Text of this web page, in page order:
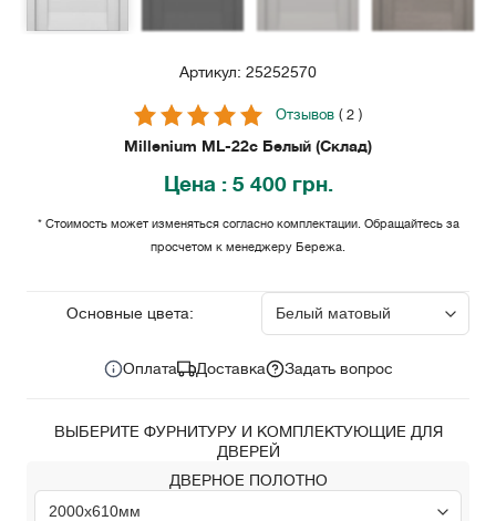
Артикул: 25252570
Отзывов ( 2 )
Millenium ML-22с Белый (Склад)
Цена : 5 400 грн.
* Стоимость может изменяться согласно комплектации. Обращайтесь за
просчетом к менеджеру Бережа.
Основные цвета:
Оплата Доставка Задать вопрос
ВЫБЕРИТЕ ФУРНИТУРУ И КОМПЛЕКТУЮЩИЕ ДЛЯ
ДВЕРЕЙ
ДВЕРНОЕ ПОЛОТНО